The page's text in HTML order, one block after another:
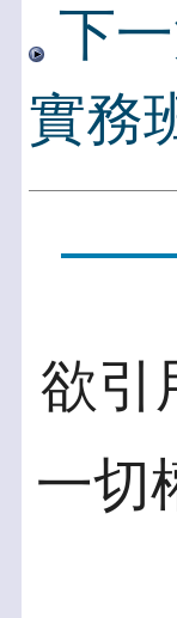
下
實務
欲引
一切